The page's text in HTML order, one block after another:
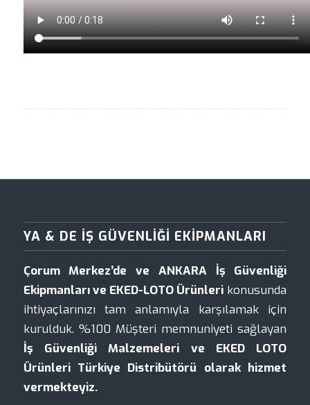
YA & DE İŞ GÜVENLIĞI EKIPMANLARI
Çorum Merkez’de ve ANKARA İş Güvenliği
Ekipmanları ve EKED-LOTO Ürünleri konusunda
ihtiyaçlarınızı tam anlamıyla karşılamak için
kurulduk. %100 Müşteri memnuniyeti sağlayan
İş Güvenliği Malzemeleri ve EKED LOTO
Ürünleri Türkiye Distribütörü olarak hizmet
vermekteyiz.